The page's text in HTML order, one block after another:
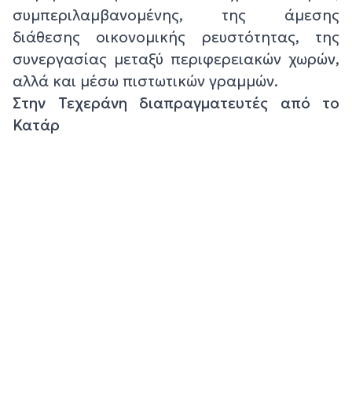
συμπεριλαμβανομένης, της άμεσης
διάθεσης οικονομικής ρευστότητας, της
συνεργασίας μεταξύ περιφερειακών χωρών,
αλλά και μέσω πιστωτικών γραμμών.
Στην Τεχεράνη διαπραγματευτές από το
Κατάρ